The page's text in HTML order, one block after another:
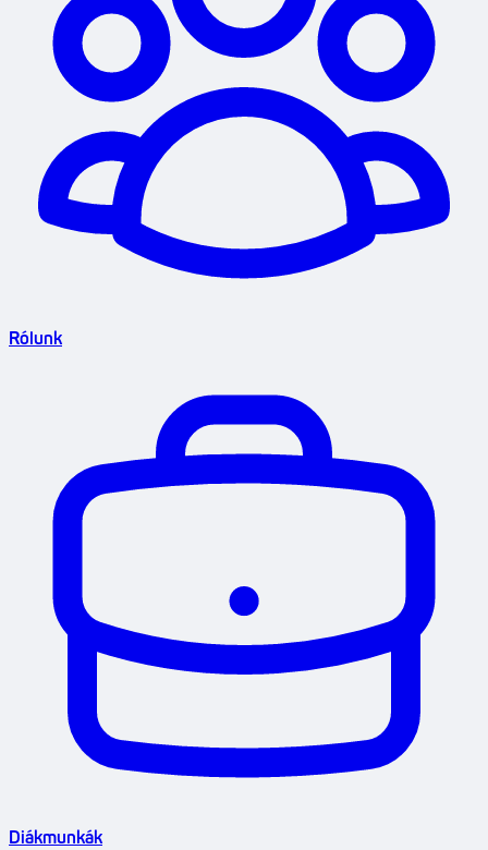
Rólunk
Diákmunkák